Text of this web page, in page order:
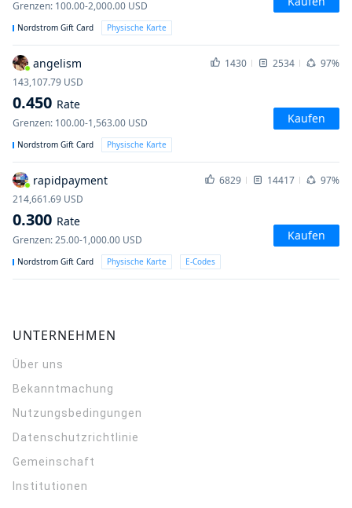
Grenzen: 100.00-2,000.00 USD
Nordstrom Gift Card Physische Karte
angelism 1430 2534
97%
143,107.79 USD
0.450 Rate
Grenzen: 100.00-1,563.00 USD Kaufen
Nordstrom Gift Card Physische Karte
rapidpayment 6829 14417
97%
214,661.69 USD
0.300 Rate
Grenzen:25.00-1,000.00 USD Kaufen
Nordstrom Gift Card Physische Karte E-Codes
UNTERNEHMEN
Über uns
Bekanntmachung
Nutzungsbedingungen
Datenschutzrichtlinie
Gemeinschaft
Institutionen